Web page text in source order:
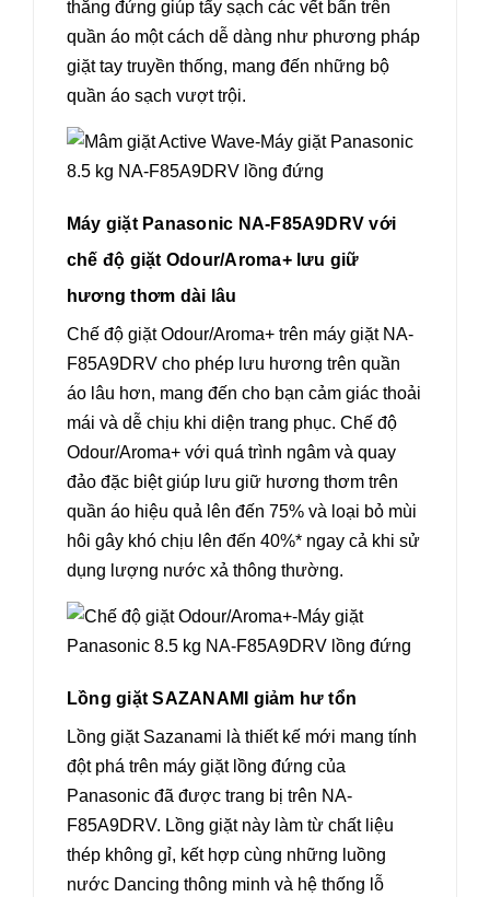
thẳng đứng giúp tẩy sạch các vết bẩn trên
quần áo một cách dễ dàng như phương pháp
giặt tay truyền thống, mang đến những bộ
quần áo sạch vượt trội.
Máy giặt Panasonic NA-F85A9DRV với
chế độ giặt Odour/Aroma+ lưu giữ
hương thơm dài lâu
Chế độ giặt Odour/Aroma+ trên máy giặt NA-
F85A9DRV cho phép lưu hương trên quần
áo lâu hơn, mang đến cho bạn cảm giác thoải
mái và dễ chịu khi diện trang phục. Chế độ
Odour/Aroma+ với quá trình ngâm và quay
đảo đặc biệt giúp lưu giữ hương thơm trên
quần áo hiệu quả lên đến 75% và loại bỏ mùi
hôi gây khó chịu lên đến 40%* ngay cả khi sử
dụng lượng nước xả thông thường.
Lồng giặt SAZANAMI giảm hư tổn
Lồng giặt Sazanami là thiết kế mới mang tính
đột phá trên máy giặt lồng đứng của
Panasonic đã được trang bị trên NA-
F85A9DRV. Lồng giặt này làm từ chất liệu
thép không gỉ, kết hợp cùng những luồng
nước Dancing thông minh và hệ thống lỗ